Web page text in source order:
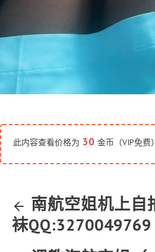
此内容查看价格为 30 金币（VIP免费
南航空姐机上自
袜QQ:3270049769